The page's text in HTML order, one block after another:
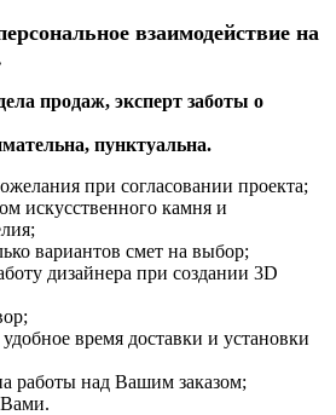
взаимодействие на
продаж, эксперт заботы о
пунктуальна.
при согласовании проекта;
искусственного камня и
вариантов смет на выбор;
дизайнера при создании 3D
время доставки и установки
работы над Вашим заказом;
Вами.